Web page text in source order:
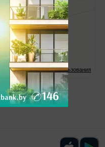
Условия использования